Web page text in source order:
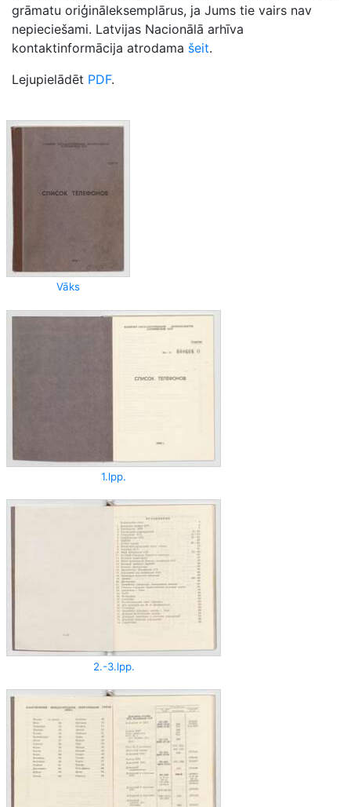
grāmatu oriģināleksemplārus, ja Jums tie vairs nav
nepieciešami. Latvijas Nacionālā arhīva
kontaktinformācija atrodama šeit.
Lejupielādēt PDF.
Vāks
1.lpp.
2.-3.lpp.